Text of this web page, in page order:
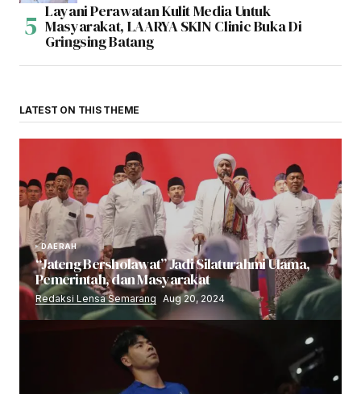
Layani Perawatan Kulit Media Untuk
Masyarakat, LAARYA SKIN Clinic Buka Di
Gringsing Batang
LATEST ON THIS THEME
DAERAH
“Jateng Bersholawat” Jadi Silaturahmi Ulama,
Pemerintah, dan Masyarakat
Redaksi Lensa Semarang Aug 20, 2024